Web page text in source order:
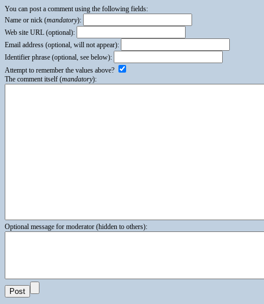
You can post a comment using the following fields:
Name or nick (mandatory):
Web site URL (optional):
Email address (optional, will not appear):
Identifier phrase (optional, see below):
Attempt to remember the values above?
The comment itself (mandatory):
Optional message for moderator (hidden to others):